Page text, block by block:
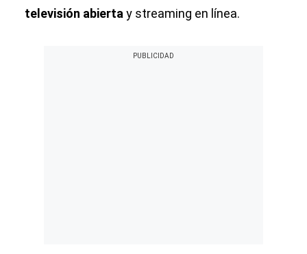
televisión abierta y streaming en línea.